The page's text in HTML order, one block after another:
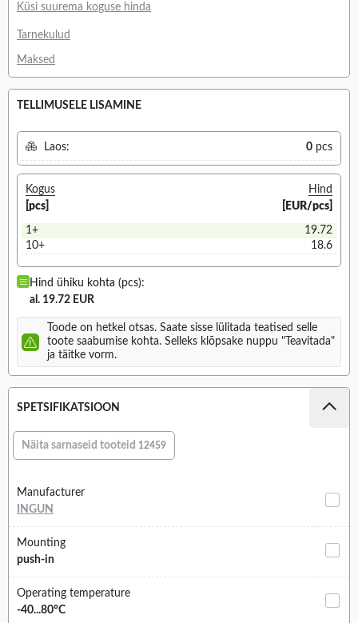
Küsi suurema koguse hinda
Tarnekulud
Maksed
TELLIMUSELE LISAMINE
Laos: 0 pcs
Kogus
[pcs]
Hind
[EUR/pcs]
1+
19.72
10+
18.6
Hind ühiku kohta (pcs):
al. 19.72 EUR
Toode on hetkel otsas. Saate sisse lülitada teatised selle
toote saabumise kohta. Selleks klõpsake nuppu "Teavitada"
ja täitke vorm.
SPETSIFIKATSIOON
Näita sarnaseid tooteid 12459
Manufacturer
INGUN
Mounting
push-in
Operating temperature
-40...80°C